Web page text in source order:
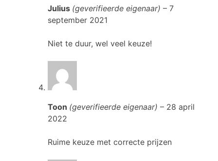
Julius (geverifieerde eigenaar) – 7
september 2021
Niet te duur, wel veel keuze!
Toon (geverifieerde eigenaar) – 28 april
2022
Ruime keuze met correcte prijzen